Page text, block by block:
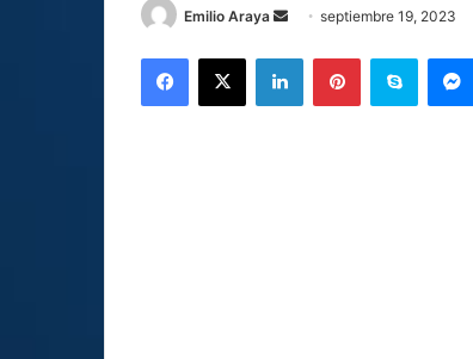
Emilio Araya
Sendseptiembre 19, 2023
Facebook
X LinkedInPinterestSkype